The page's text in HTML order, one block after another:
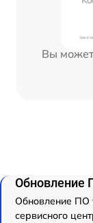
Вы
Обновление
Обновление ПО
сервисного